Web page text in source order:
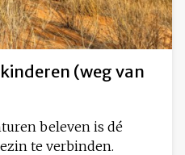
(weg van
beleven is dé
te verbinden.